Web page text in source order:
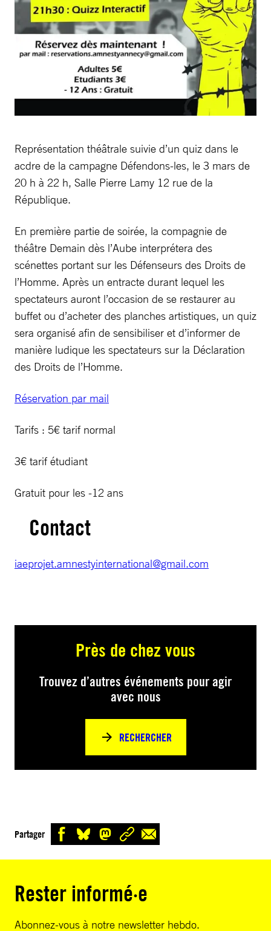
Représentation théâtrale suivie d’un quiz dans le
acdre de la campagne Défendons-les, le 3 mars de
20 h à 22 h, Salle Pierre Lamy 12 rue de la
République.
En première partie de soirée, la compagnie de
théâtre Demain dès l’Aube interprétera des
scénettes portant sur les Défenseurs des Droits de
l’Homme. Après un entracte durant lequel les
spectateurs auront l’occasion de se restaurer au
buffet ou d’acheter des planches artistiques, un quiz
sera organisé afin de sensibiliser et d’informer de
manière ludique les spectateurs sur la Déclaration
des Droits de l’Homme.
Réservation par mail
Tarifs : 5€ tarif normal
3€ tarif étudiant
Gratuit pour les -12 ans
Contact
iaeprojet.amnestyinternational@gmail.com
Près de chez vous
Trouvez d’autres événements pour agir
avec nous
RECHERCHER
Partager
Rester informé·e
Abonnez-vous à notre newsletter hebdo.